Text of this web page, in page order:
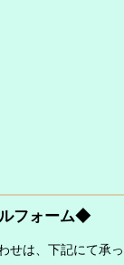
フォーム◆
せは、下記にて承っ